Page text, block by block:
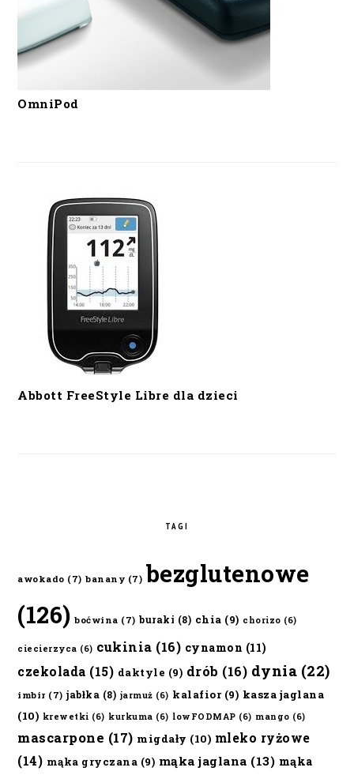
OmniPod
Abbott FreeStyle Libre dla dzieci
TAGI
awokado (7) banany (7) bezglutenowe
(126) boćwina (7) buraki (8) chia (9) chorizo (6)
ciecierzyca (6) cukinia (16) cynamon (11)
czekolada (15) daktyle (9) drób (16) dynia (22)
imbir (7) jabłka (8) jarmuż (6) kalafior(9) kasza jaglana
(10) krewetki (6) kurkuma (6) lowFODMAP (6) mango (6)
mascarpone (17) migdały (10) mleko ryżowe
(14) mąka gryczana (9) mąka jaglana (13) mąka